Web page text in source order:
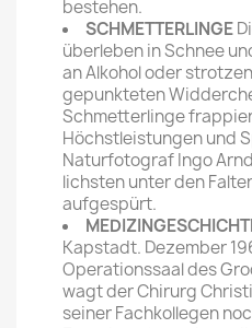
bestehen.
SCHMETTERLINGE
überleben in Schnee
an Alkohol oder
gepunkteten
Schmetterlinge
Höchstleistungen und
Natur­fotograf Ingo
lichsten unter den
aufgespürt.
Kapstadt. Dezember
Operationssaal des
wagt der Chirurg
seiner Fachkollegen